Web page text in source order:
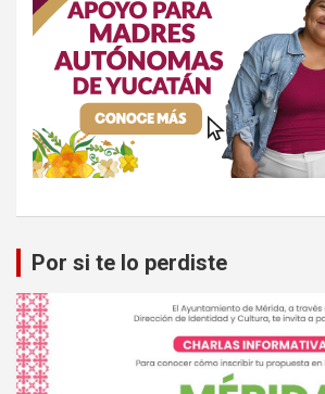
Por si te lo perdiste